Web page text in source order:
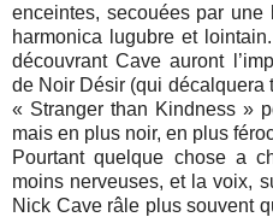
enceintes, secouées par
harmonica lugubre et
découvrant Cave auront
de Noir Désir (qui décalquera
« Stranger than Kindness »
mais en plus noir, en plus
Pourtant quelque chose a
moins nerveuses, et la voix,
Nick Cave râle plus souvent